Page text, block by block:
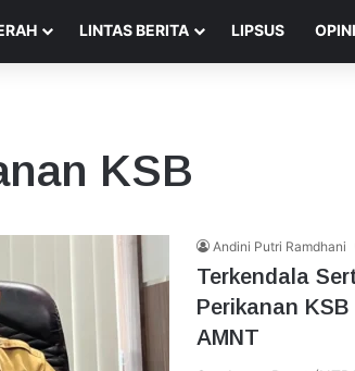
LINTAS BERITA LIPSUS OPINI
KSB
Andini Putri Ramdhani
Terkendala
Perikanan
AMNT